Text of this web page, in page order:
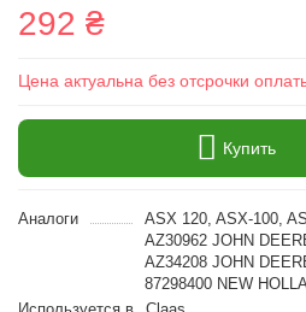
292 ₴
Цена актуальна без отсрочки
Купить
Аналоги
ASX 120, ASX-100,
AZ30962 JOHN
AZ34208 JOHN
87298400 NEW